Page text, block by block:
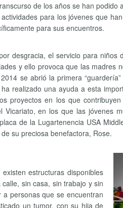
de los años se han
para los jóvenes que
para sus encuentros.
desgracia, el servicio para
y ello provoca que las madres
se abrió la primera
realizado una ayuda a esta
en los que
en los que las jóvenes
de la Lugartenencia USA
su preciosa benefactora, Rose.
estructuras disponibles
sin casa, sin trabajo y sin
personas que se encuentran
un tumor, con su hija de